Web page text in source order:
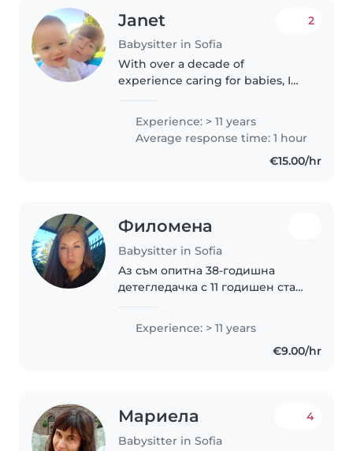
Janet
Babysitter in Sofia
2
With over a decade of
experience caring for babies, I
presence for your little one. My
background includes first aid
certification and a college
Experience: > 11 years
Average response time: 1 hour
€15.00/hr
Филомена
Babysitter in Sofia
Aз съм опитна 38-годишна
детегледачка с 11 годишен стаж
малко дете. Говоря български
език. Известна съм с това, че
съм отговорна, приятелска и
Experience: > 11 years
€9.00/hr
Мариела
Babysitter in Sofia
4